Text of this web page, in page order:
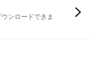
ンロードできま